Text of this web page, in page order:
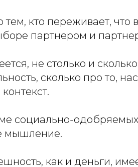
кто переживает,
партнером и
не столько и
сколько про то,
социально-
мышление.
как и деньги,